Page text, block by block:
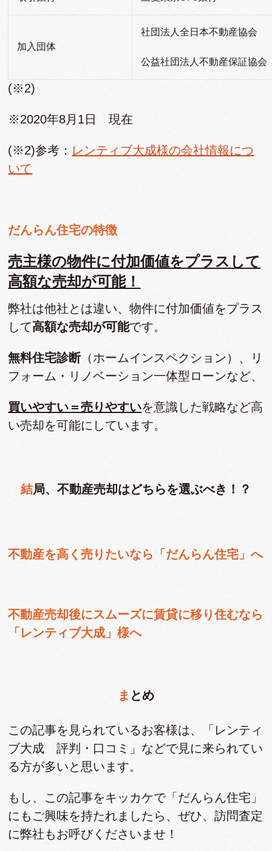
加入団体
社団法人全日本不動産協会
公益社団法人不動産保証協会
(※2)
※2020年8月1日 現在
(※2)参考： レンティブ大成様の会社情報につ
いて
だんらん住宅の特徴
売主様の物件に付加価値をプラスして
高額な売却が可能！
弊社は他社とは違い、物件に付加価値をプラス
して高額な売却が可能です。
無料住宅診断（ホームインスペクション）、リ
フォーム・リノベーション一体型ローンなど、
買いやすい＝売りやすいを意識した戦略など高
い売却を可能にしています。
結局、不動産売却はどちらを選ぶべき！？
不動産を高く売りたいなら「だんらん住宅」へ
不動産売却後にスムーズに賃貸に移り住むなら
「レンティブ大成」様へ
まとめ
この記事を見られているお客様は、「レンティ
ブ大成 評判・口コミ」などで見に来られてい
る方が多いと思います。
もし、この記事をキッカケで「だんらん住宅」
にもご興味を持たれましたら、ぜひ、訪問査定
に弊社もお呼びくださいませ！